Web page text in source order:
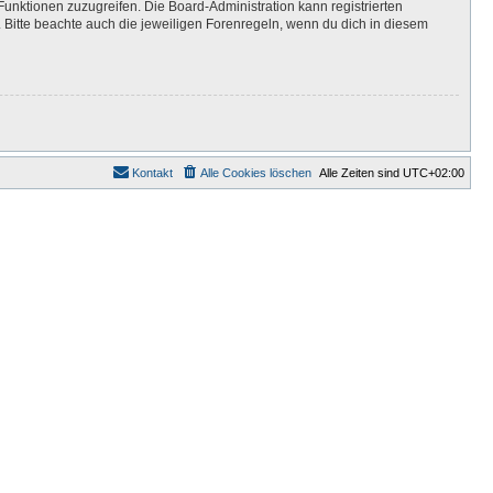
zuzugreifen. Die Board-Administration kann registrierten
beachte auch die jeweiligen Forenregeln, wenn du dich in diesem
Alle Zeiten sind UTC+02:00
Alle Cookies löschen
Kontakt